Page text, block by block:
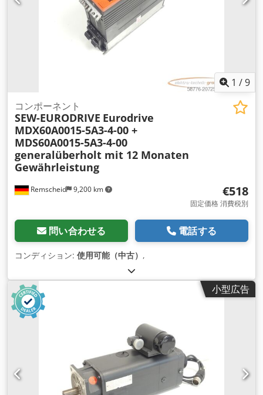
1 /9
Remscheid 9,200 km
コンポーネント
SEW-EURODRIVE Eurodrive
MDX60A0015-5A3-4-00 +
MDS60A0015-5A3-4-00
generalüberholt mit 12 Monaten
Gewährleistung
€518
固定価格 消費税別
問い合わせる 電話する
コンディション: 使用可能（中古） ,
小型広告